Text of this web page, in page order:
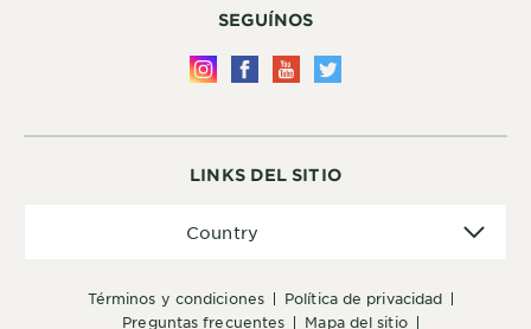
LINKS DEL SITIO
términos y condiciones
política de privacidad
preguntas frecuentes
mapa del sitio
Country
SEGUÍNOS